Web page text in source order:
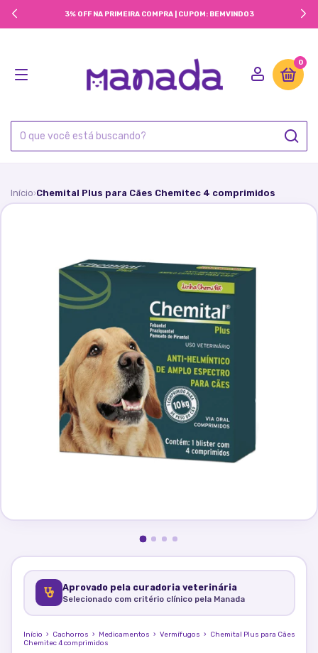
3% OFF NA PRIMEIRA COMPRA | CUPOM: BEMVINDO3
0
Início›Chemital Plus para Cães Chemitec 4 comprimidos
Aprovado pela curadoria veterinária
Selecionado com critério clínico pela Manada
Início › Cachorros › Medicamentos › Vermífugos › Chemital Plus para Cães
Chemitec 4 comprimidos